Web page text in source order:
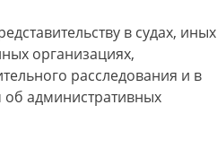
в судах, иных
организациях,
расследования и в
административных